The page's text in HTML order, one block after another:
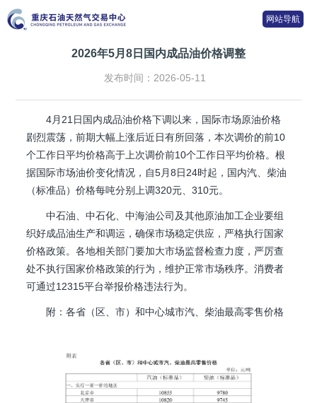
网站导航
2026年5月8日国内成品油价格调整
发布时间：2026-05-11
4月21日国内成品油价格下调以来，国际市场原油价格
剧烈震荡，前期大幅上涨后近日有所回落，本次调价的前10
个工作日平均价格高于上次调价前10个工作日平均价格。根
据国际市场油价变化情况，自5月8日24时起，国内汽、柴油
（标准品）价格每吨分别上调320元、310元。
中石油、中石化、中海油公司及其他原油加工企业要组
织好成品油生产和调运，确保市场稳定供应，严格执行国家
价格政策。各地相关部门要加大市场监督检查力度，严厉查
处不执行国家价格政策的行为，维护正常市场秩序。消费者
可通过12315平台举报价格违法行为。
附：各省（区、市）和中心城市汽、柴油最高零售价格